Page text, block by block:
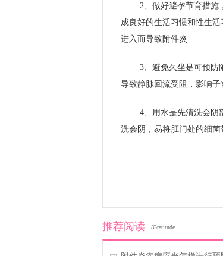
2、做好避孕节育措施
成良好的生活习惯和性生
进入而导致附件炎
3、避免久坐是可预防
导致静脉回流受阻，影响子
4、用水是先清洗会阴
洗会阴，易将肛门处的细菌
推荐阅读 /Gratitude